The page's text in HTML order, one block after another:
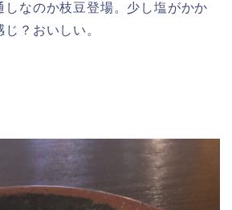
しなのか枝豆登場。少し塩がかか
？おいしい。